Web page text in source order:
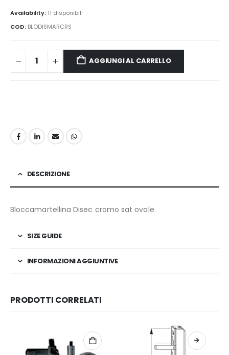
Availability: 11 disponibili
COD: BLODISMARCRS
AGGIUNGI AL CARRELLO
DESCRIZIONE
Bloccamartellina Disec cromo sat ovale
SIZE GUIDE
INFORMAZIONI AGGIUNTIVE
PRODOTTI CORRELATI